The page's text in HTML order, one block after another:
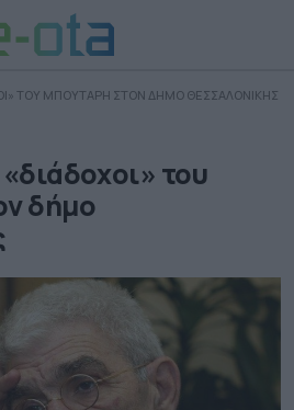
ΤΟΥ ΜΠΟΥΤΑΡΗ ΣΤΟΝ ΔΗΜΟ ΘΕΣΣΑΛΟΝΙΚΗΣ
«διάδοχοι» του
δήμο